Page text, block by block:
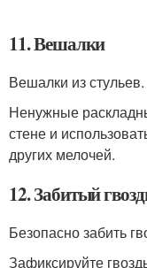
11. Вешалки
Вешалки из стульев.
Ненужные
стене и
других мелочей.
12. Забитый
Безопасно забить
Зафиксируйте